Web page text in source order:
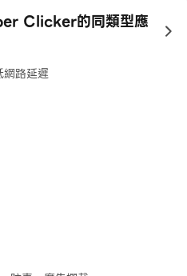
Clicker的同類型應
to
路延遲